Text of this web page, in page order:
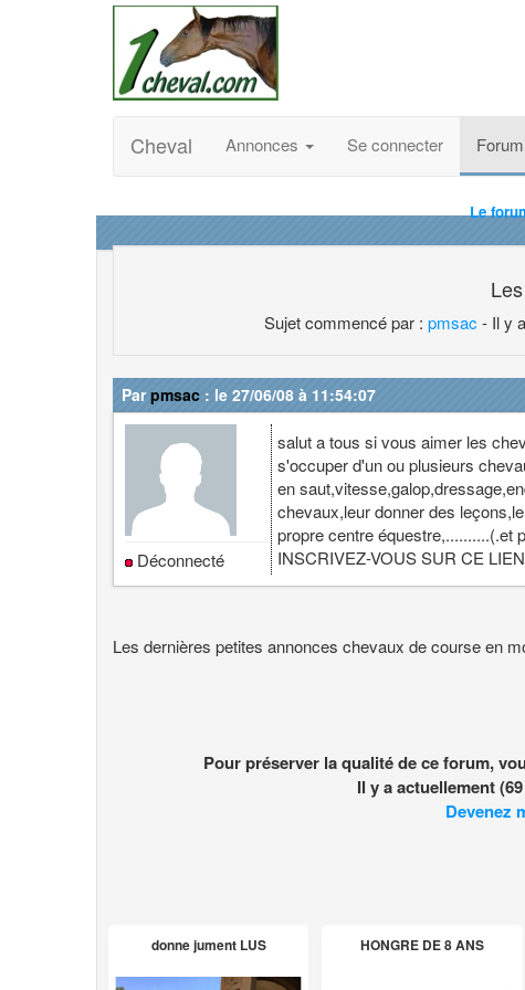
Cheval Annonces Se connecter Forum
Le
Sujet commencé par :pmsac - Il y
Parpmsac : le 27/06/08 à 11:54:07
Déconnecté
salut a tous si vous aimer les
s'occuper d'un ou plusieurs
en
chevaux,leur donner des
propre centre équestre,..........(.et
INSCRIVEZ-VOUS SUR CE
Les dernières petites annonces chevaux de course en
Pour préserver la qualité de ce forum,
Il y a actuellement
Devenez
donne jument LUS
HONGRE DE 8 ANS